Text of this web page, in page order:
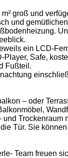
groß und
und
ein LCD-
Safe,
Fußteil.
– oder
Tür. Sie
Team freuen